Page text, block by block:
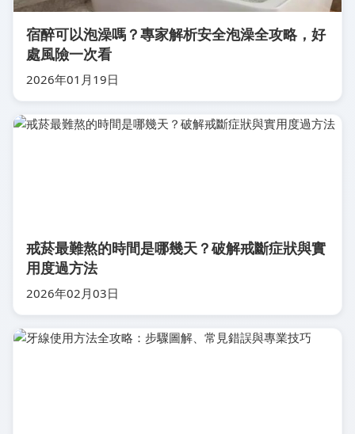
宿醉可以泡澡嗎？專家解析安全泡澡全攻略，好
處風險一次看
2026年01月19日
戒菸最難熬的時間是哪幾天？破解戒斷症狀與實
用度過方法
2026年02月03日